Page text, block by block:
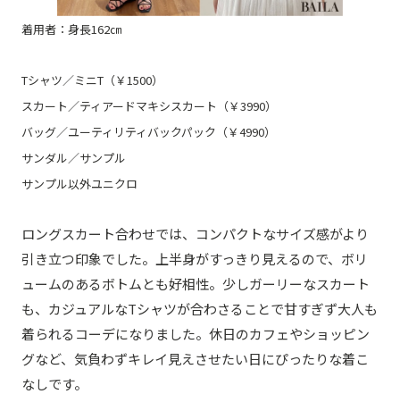
着用者：身長162㎝
Tシャツ／ミニT（￥1500）
スカート／ティアードマキシスカート（￥3990）
バッグ／ユーティリティバックパック（￥4990）
サンダル／サンプル
サンプル以外ユニクロ
ロングスカート合わせでは、コンパクトなサイズ感がより
引き立つ印象でした。上半身がすっきり見えるので、ボリ
ュームのあるボトムとも好相性。少しガーリーなスカート
も、カジュアルなTシャツが合わさることで甘すぎず大人も
着られるコーデになりました。休日のカフェやショッピン
グなど、気負わずキレイ見えさせたい日にぴったりな着こ
なしです。